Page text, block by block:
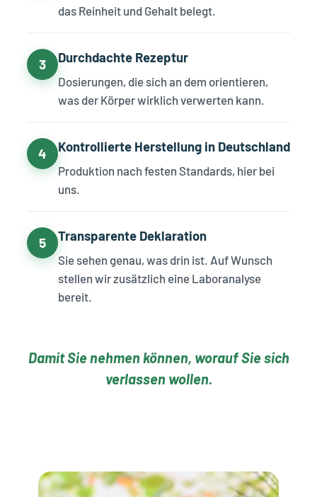
das Reinheit und Gehalt belegt.
3 Durchdachte Rezeptur
Dosierungen, die sich an dem orientieren,
was der Körper wirklich verwerten kann.
4 Kontrollierte Herstellung in Deutschland
Produktion nach festen Standards, hier bei
uns.
5 Transparente Deklaration
Sie sehen genau, was drin ist. Auf Wunsch
stellen wir zusätzlich eine Laboranalyse
bereit.
Damit Sie nehmen können, worauf Sie sich
verlassen wollen.